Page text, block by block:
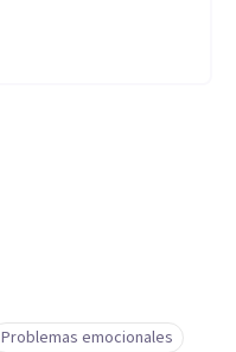
Problemas emocionales